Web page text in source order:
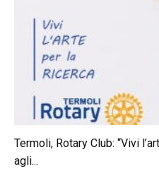
Termoli, Rotary Club: “Vivi
agli...